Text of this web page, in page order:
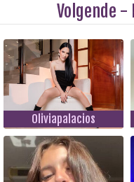
Volgende -
Oliviapalacios